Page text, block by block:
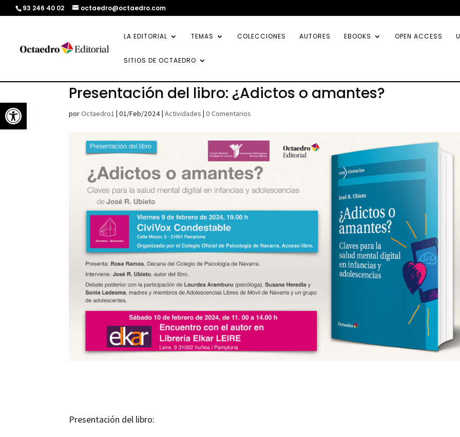
Abrir barra de herramientas
93 246 40 02 octaedro@octaedro.com
LA EDITORIAL TEMAS COLECCIONES AUTORES EBOOKS OPEN ACCESS
SITIOS DE OCTAEDRO
Presentación del libro: ¿Adictos o amantes?
porOctaedro1 |01/Feb/2024|Actividades |0 Comentarios
Presentación del libro: